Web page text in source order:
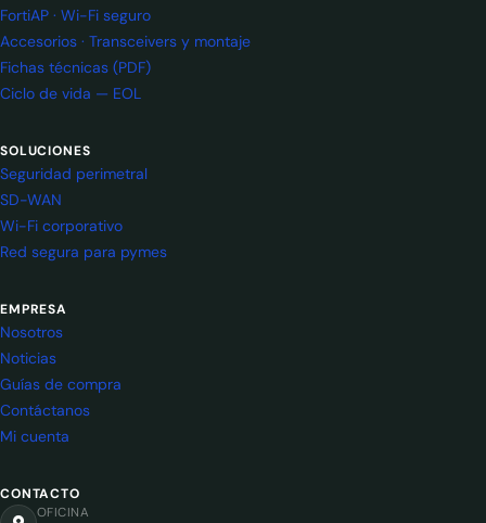
FortiAP · Wi-Fi seguro
Accesorios · Transceivers y montaje
Fichas técnicas (PDF)
Ciclo de vida — EOL
SOLUCIONES
Seguridad perimetral
SD-WAN
Wi-Fi corporativo
Red segura para pymes
EMPRESA
Nosotros
Noticias
Guías de compra
Contáctanos
Mi cuenta
CONTACTO
OFICINA